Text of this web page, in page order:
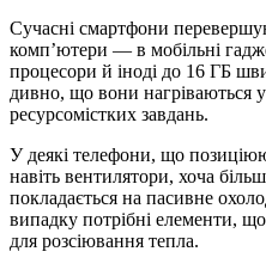
Сучасні смартфони
комп’ютери — в мобільні
процесори й іноді до 16 ГБ
дивно, що вони нагріваються
ресурсомістких завдань.
У деякі телефони, що
навіть вентилятори, хоча
покладається на пасивне
випадку потрібні елементи, що
для розсіювання тепла.